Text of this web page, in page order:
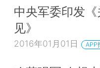
中央军委印发
见》
2016年01月01日 APP